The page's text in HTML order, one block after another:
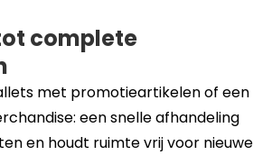
complete
met promotieartikelen of een
een snelle afhandeling
en houdt ruimte vrij voor nieuwe